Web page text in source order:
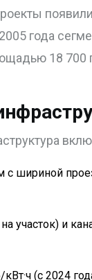
года
18 700
шириной
участок) и
(с 2024